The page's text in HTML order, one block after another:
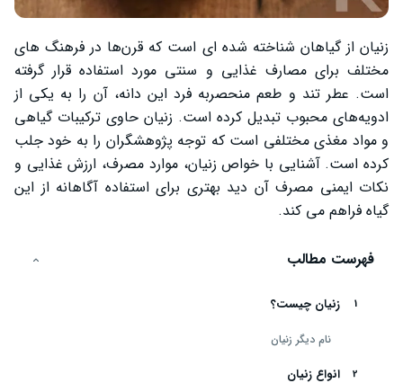
زنیان از گیاهان شناخته‌ شده‌ ای است که قرن‌ها در فرهنگ‌ های
مختلف برای مصارف غذایی و سنتی مورد استفاده قرار گرفته
است. عطر تند و طعم منحصربه ‌فرد این دانه، آن را به یکی از
ادویه‌های محبوب تبدیل کرده است. زنیان حاوی ترکیبات گیاهی
و مواد مغذی مختلفی است که توجه پژوهشگران را به خود جلب
کرده‌ است. آشنایی با خواص زنیان، موارد مصرف، ارزش غذایی و
نکات ایمنی مصرف آن دید بهتری برای استفاده آگاهانه از این
گیاه فراهم می‌ کند.
فهرست مطالب
زنیان چیست؟
نام دیگر زنیان
انواع زنیان